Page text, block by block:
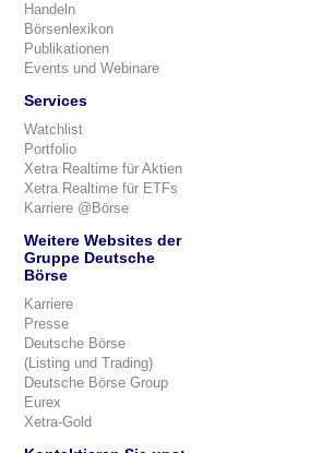
Handeln
Börsenlexikon
Publikationen
Events und Webinare
Services
Watchlist
Portfolio
Xetra Realtime für Aktien
Xetra Realtime für ETFs
Karriere @Börse
Weitere Websites der
Gruppe Deutsche
Börse
Karriere
Presse
Deutsche Börse
(Listing und Trading)
Deutsche Börse Group
Eurex
Xetra-Gold